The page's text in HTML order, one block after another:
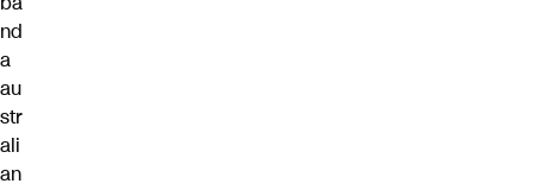
nd
a
au
str
ali
an